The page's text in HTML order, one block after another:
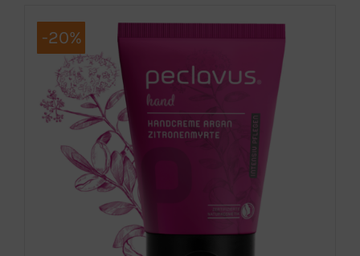
on
mitu
varianti.
Valikuid
saab
teha
tootelehel.
-20%